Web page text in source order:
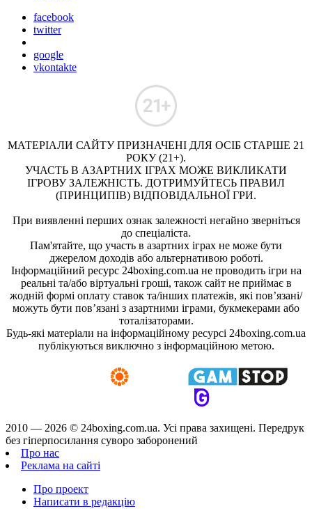
facebook
twitter
google
vkontakte
МАТЕРІАЛИ САЙТУ ПРИЗНАЧЕНІ ДЛЯ ОСІБ СТАРШЕ 21
РОКУ (21+).
УЧАСТЬ В АЗАРТНИХ ІГРАХ МОЖЕ ВИКЛИКАТИ
ІГРОВУ ЗАЛЕЖНІСТЬ. ДОТРИМУЙТЕСЬ ПРАВИЛ
(ПРИНЦИПІВ) ВІДПОВІДАЛЬНОЇ ГРИ.
При виявленні перших ознак залежності негайно зверніться
до спеціаліста.
Пам'ятайте, що участь в азартних іграх не може бути
джерелом доходів або альтернативою роботі.
Інформаційний ресурс 24boxing.com.ua не проводить ігри на
реальні та/або віртуальні гроші, також сайт не приймає в
жодній формі оплату ставок та/інших платежів, які пов’язані/
можуть бути пов’язані з азартними іграми, букмекерами або
тоталізаторами.
Будь-які матеріали на інформаційному ресурсі 24boxing.com.ua
публікуються виключно з інформаційною метою.
2010 — 2026 © 24boxing.com.ua. Усi права захищенi. Передрук
без гіперпосилання суворо заборонений
Про нас
Реклама на сайті
Про проект
Написати в редакцію